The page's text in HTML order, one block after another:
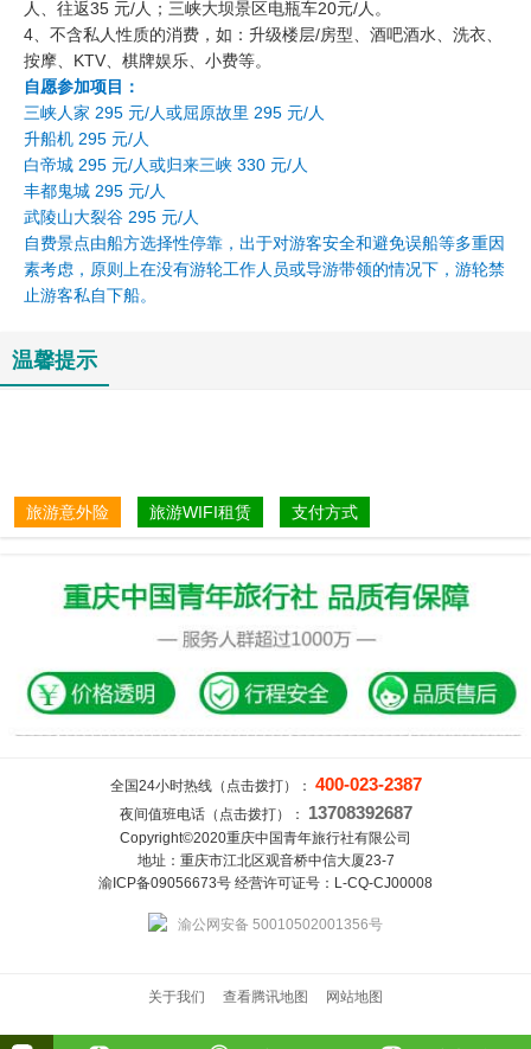
人、往返35 元/人；三峡大坝景区电瓶车20元/人。
4、不含私人性质的消费，如：升级楼层/房型、酒吧酒水、洗衣、
按摩、KTV、棋牌娱乐、小费等。
自愿参加项目：
三峡人家 295 元/人或屈原故里 295 元/人
升船机 295 元/人
白帝城 295 元/人或归来三峡 330 元/人
丰都鬼城 295 元/人
武陵山大裂谷 295 元/人
自费景点由船方选择性停靠，出于对游客安全和避免误船等多重因
素考虑，原则上在没有游轮工作人员或导游带领的情况下，游轮禁
止游客私自下船。
温馨提示
旅游意外险 旅游WIFI租赁 支付方式
全国24小时热线（点击拨打）： 400-023-2387
夜间值班电话（点击拨打）： 13708392687
Copyright©2020重庆中国青年旅行社有限公司
地址：重庆市江北区观音桥中信大厦23-7
渝ICP备09056673号 经营许可证号：L-CQ-CJ00008
渝公网安备 50010502001356号
关于我们 查看腾讯地图 网站地图